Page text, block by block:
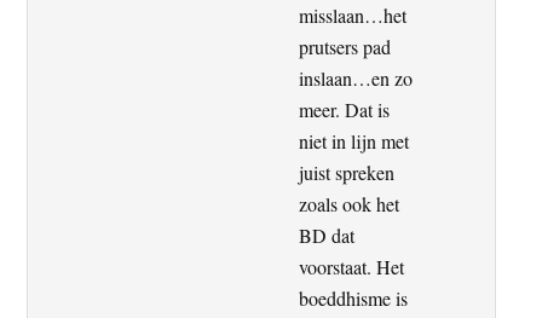
misslaan…het
prutsers pad
inslaan…en zo
meer. Dat is
niet in lijn met
juist spreken
zoals ook het
BD dat
voorstaat. Het
boeddhisme is